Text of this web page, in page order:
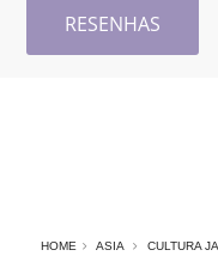
RESENHAS
HOME ASIA CULTURA